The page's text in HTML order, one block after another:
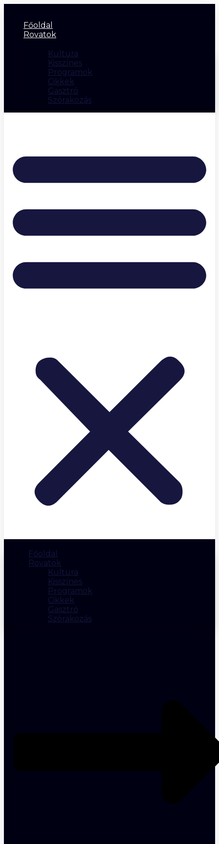
Főoldal
Rovatok
Kultura
Kisszínes
Programok
Cikkek
Gasztró
Szórakozás
Főoldal
Rovatok
Kultura
Kisszínes
Programok
Cikkek
Gasztró
Szórakozás